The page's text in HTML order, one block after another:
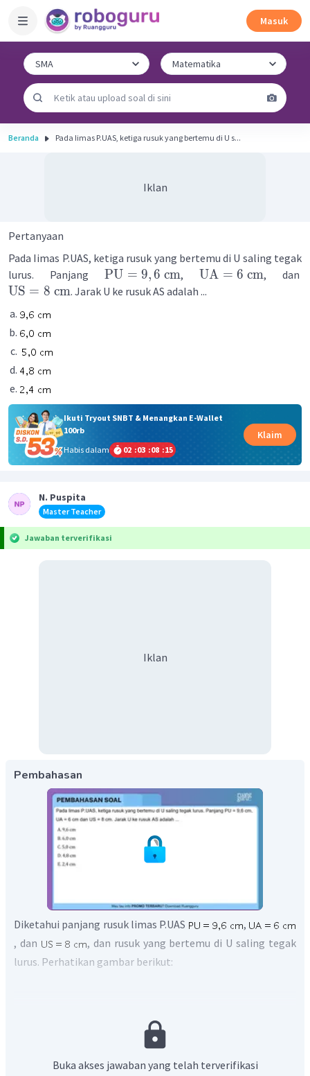
Masuk
Beranda Pada Iimas P.UAS, ketiga rusuk yang bertemu di U s...
Iklan
Pertanyaan
Pada Iimas P.UAS, ketiga rusuk yang bertemu di U saling tegak
lurus. PanjangPU = 9,6 cm, UA = 6 cm, dan
US = 8 cm. Jarak U ke rusuk AS adalah ...
Ikuti Tryout SNBT & Menangkan E-Wallet
100rb
Habis dalam
02 :03 :08 :15
Klaim
N. Puspita
Master Teacher
Jawaban terverifikasi
Iklan
Pembahasan
Diketahui panjang rusuk limas P.UAS
,
, dan
, dan rusuk yang bertemu di U saling tegak
lurus. Perhatikan gambar berikut:
Buka akses jawaban yang telah terverifikasi